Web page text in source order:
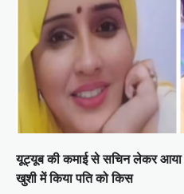
यूट्यूब की कमाई से सचिन लेकर आया
खुशी में किया पति को किस